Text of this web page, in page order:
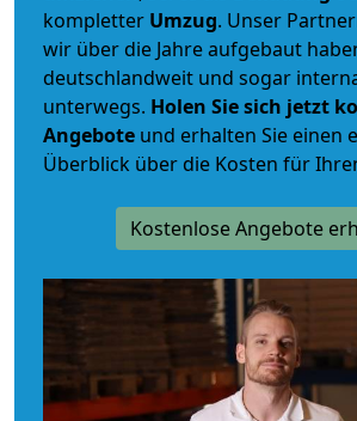
kompletter Umzug. Unser
wir über die Jahre aufgebaut
deutschlandweit und sogar
unterwegs. Holen Sie sich jetzt
Angebote und erhalten Sie einen
Überblick über die Kosten für
Kostenlose Angebote